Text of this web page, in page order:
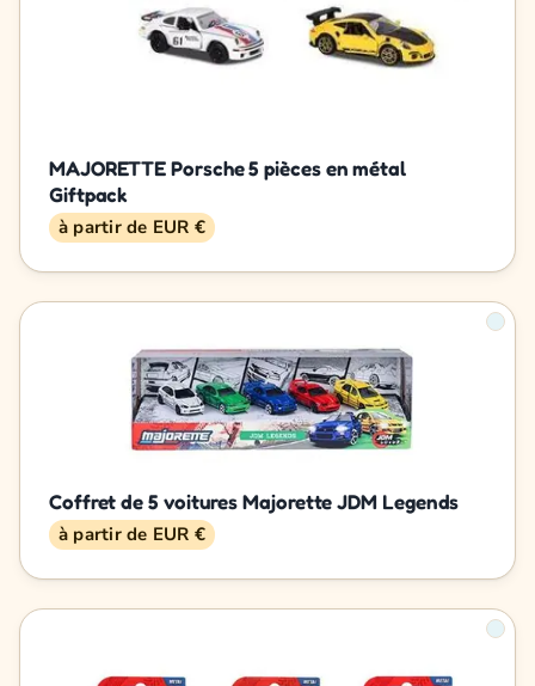
MAJORETTE Porsche 5 pièces en métal
Giftpack
à partir de EUR €
Coffret de 5 voitures Majorette JDM Legends
à partir de EUR €